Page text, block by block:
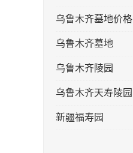
乌鲁木齐墓地价格
乌鲁木齐墓地
乌鲁木齐陵园
乌鲁木齐天寿陵园
新疆福寿园